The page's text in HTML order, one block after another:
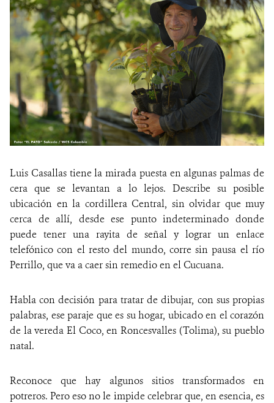
Luis Casallas tiene la mirada puesta en algunas palmas de
cera que se levantan a lo lejos. Describe su posible
ubicación en la cordillera Central, sin olvidar que muy
cerca de allí, desde ese punto indeterminado donde
puede tener una rayita de señal y lograr un enlace
telefónico con el resto del mundo, corre sin pausa el río
Perrillo, que va a caer sin remedio en el Cucuana.
Habla con decisión para tratar de dibujar, con sus propias
palabras, ese paraje que es su hogar, ubicado en el corazón
de la vereda El Coco, en Roncesvalles (Tolima), su pueblo
natal.
Reconoce que hay algunos sitios transformados en
potreros. Pero eso no le impide celebrar que, en esencia, es